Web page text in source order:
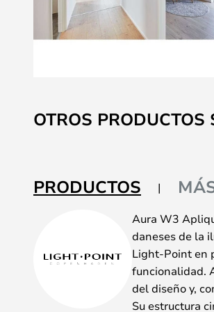
al
comienzo
galería
de
OTROS PRODUCTOS
PRODUCTOS
Aura W3
daneses de la
Light-Point en
funcionalidad.
del diseño y,
Su estructura